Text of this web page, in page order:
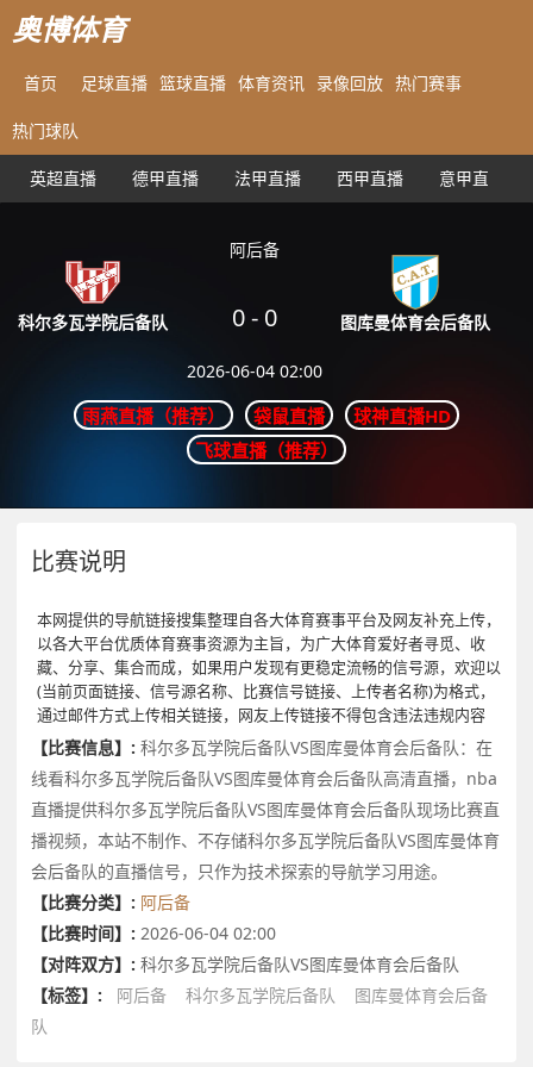
奥博体育
首页 足球直播 篮球直播 体育资讯 录像回放 热门赛事
热门球队
英超直播 德甲直播 法甲直播 西甲直播 意甲直播
科尔多瓦学院后备队
阿后备
0- 0
2026-06-04 02:00
图库曼体育会后备队
雨燕直播（推荐） 袋鼠直播
球神直播HD
飞球直播（推荐）
比赛说明
本网提供的导航链接搜集整理自各大体育赛事平台及网友补充上传，
以各大平台优质体育赛事资源为主旨，为广大体育爱好者寻觅、收
藏、分享、集合而成，如果用户发现有更稳定流畅的信号源，欢迎以
(当前页面链接、信号源名称、比赛信号链接、上传者名称)为格式，
通过邮件方式上传相关链接，网友上传链接不得包含违法违规内容
【比赛信息】: 科尔多瓦学院后备队VS图库曼体育会后备队：在
线看科尔多瓦学院后备队VS图库曼体育会后备队高清直播，nba
直播提供科尔多瓦学院后备队VS图库曼体育会后备队现场比赛直
播视频，本站不制作、不存储科尔多瓦学院后备队VS图库曼体育
会后备队的直播信号，只作为技术探索的导航学习用途。
【比赛分类】: 阿后备
【比赛时间】: 2026-06-04 02:00
【对阵双方】: 科尔多瓦学院后备队VS图库曼体育会后备队
【标签】:
阿后备 科尔多瓦学院后备队
图库曼体育会后备
队